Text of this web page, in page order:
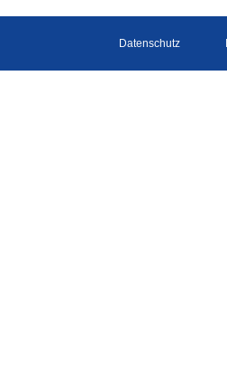
Datenschutz